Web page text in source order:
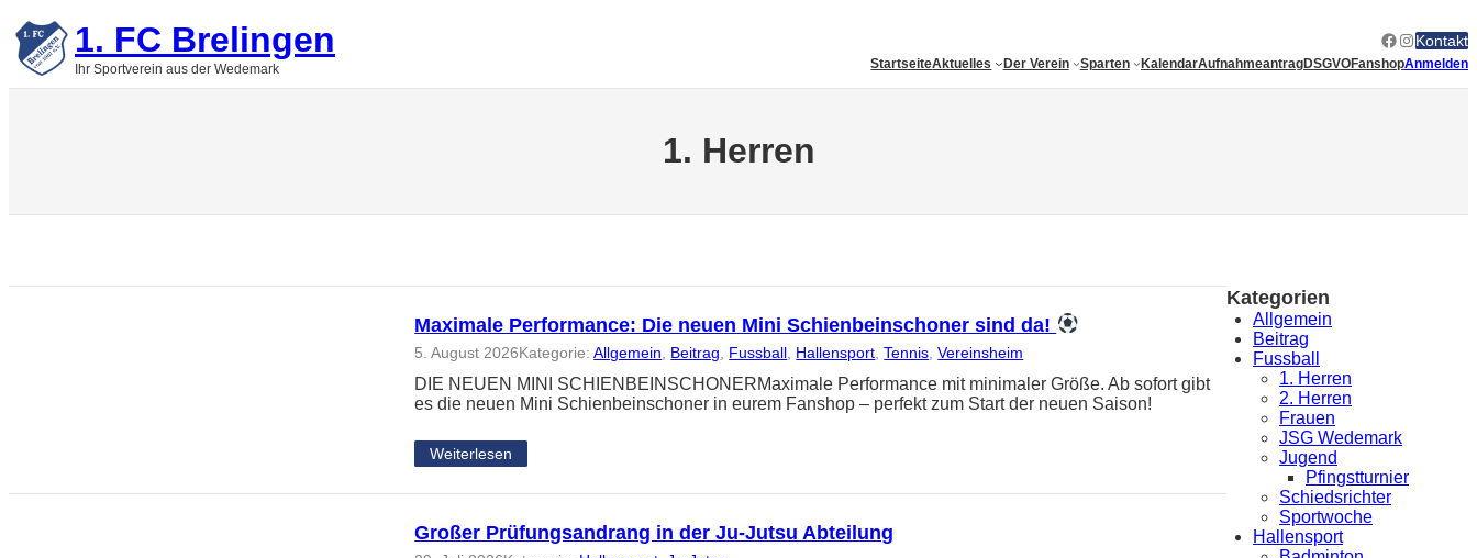
Zum
Inhalt
springen1. FC Brelingen
Ihr Sportverein aus der Wedemark
Facebook
Instagram
Kontakt
StartseiteAktuelles Der Verein Sparten KalendarAufnahmeantragDSGVOFanshopAnmelden
1. Herren
Maximale Performance: Die neuen Mini Schienbeinschoner sind da!
5. August 2026Kategorie:Allgemein Beitrag Fussball Hallensport , Tennis , Vereinsheim
DIE NEUEN MINI SCHIENBEINSCHONERMaximale Performance mit minimaler Größe. Ab sofort gibt
es die neuen Mini Schienbeinschoner in eurem Fanshop – perfekt zum Start der neuen Saison!
Weiterlesen
Großer Prüfungsandrang in der Ju-Jutsu Abteilung
Kategorien
Allgemein
Beitrag
Fussball
1. Herren
2. Herren
Frauen
JSG Wedemark
Jugend
Pfingstturnier
Schiedsrichter
Sportwoche
Hallensport